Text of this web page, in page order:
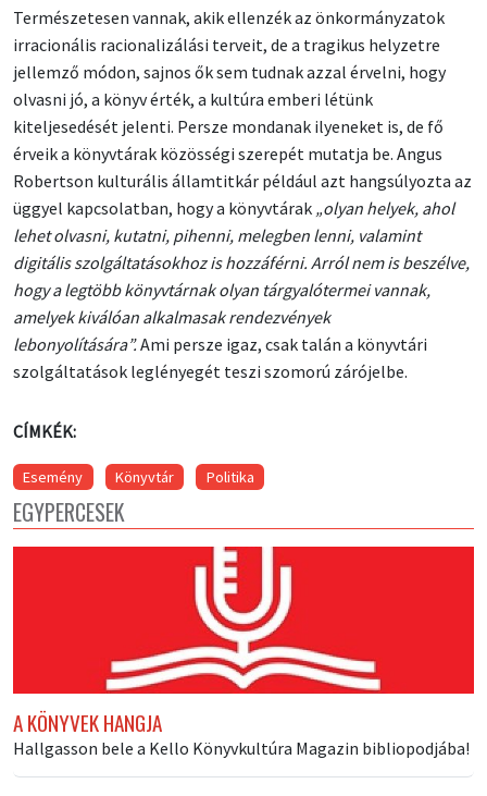
Természetesen vannak, akik ellenzék az önkormányzatok
irracionális racionalizálási terveit, de a tragikus helyzetre
jellemző módon, sajnos ők sem tudnak azzal érvelni, hogy
olvasni jó, a könyv érték, a kultúra emberi létünk
kiteljesedését jelenti. Persze mondanak ilyeneket is, de fő
érveik a könyvtárak közösségi szerepét mutatja be. Angus
Robertson kulturális államtitkár például azt hangsúlyozta az
üggyel kapcsolatban, hogy a könyvtárak „olyan helyek, ahol
lehet olvasni, kutatni, pihenni, melegben lenni, valamint
digitális szolgáltatásokhoz is hozzáférni. Arról nem is beszélve,
hogy a legtöbb könyvtárnak olyan tárgyalótermei vannak,
amelyek kiválóan alkalmasak rendezvények
lebonyolítására”.Ami persze igaz, csak talán a könyvtári
szolgáltatások leglényegét teszi szomorú zárójelbe.
CÍMKÉK:
Esemény Könyvtár Politika
EGYPERCESEK
A KÖNYVEK HANGJA
Hallgasson bele a Kello Könyvkultúra Magazin bibliopodjába!